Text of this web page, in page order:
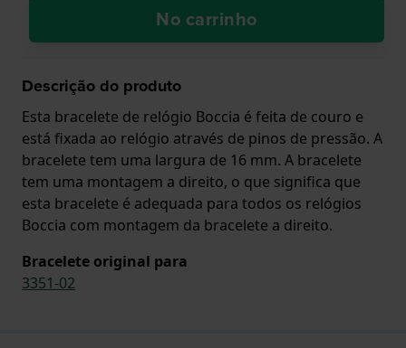
No carrinho
Descrição do produto
Esta bracelete de relógio Boccia é feita de couro e
está fixada ao relógio através de pinos de pressão. A
bracelete tem uma largura de 16 mm. A bracelete
tem uma montagem a direito, o que significa que
esta bracelete é adequada para todos os relógios
Boccia com montagem da bracelete a direito.
Bracelete original para
3351-02